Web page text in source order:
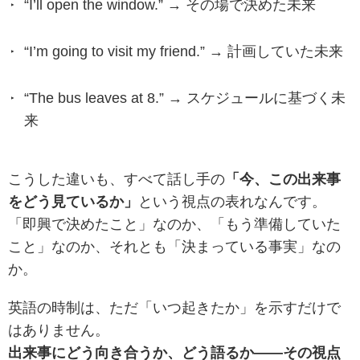
“I’ll open the window.” → その場で決めた未来
“I’m going to visit my friend.” → 計画していた未来
“The bus leaves at 8.” → スケジュールに基づく未
来
こうした違いも、すべて話し手の 「今、この出来事
をどう見ているか」
という視点の表れなんです。
「即興で決めたこと」なのか、「もう準備していた
こと」なのか、それとも「決まっている事実」なの
か。
英語の時制は、ただ「いつ起きたか」を示すだけで
はありません。
出来事にどう向き合うか、どう語るか――その視点